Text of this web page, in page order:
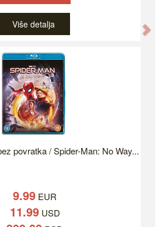
Više detalja
povratka / Spider-Man: No Way...
9.99 EUR
11.99USD